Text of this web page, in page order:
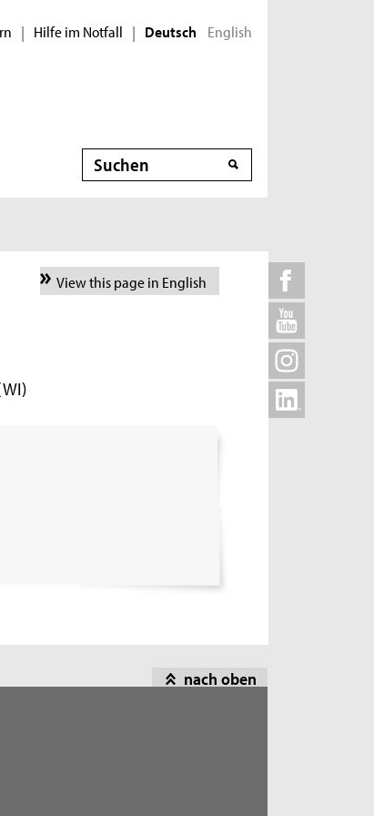
| Hilfe im Notfall | Deutsch English
Suche
View this page in English
nach oben